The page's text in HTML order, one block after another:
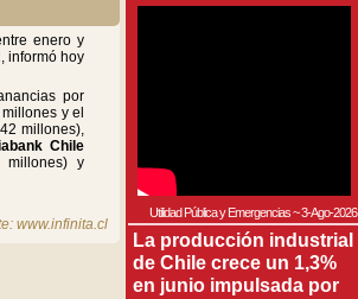
enero y
informó hoy
por
y el
millones),
Chile
millones) y
www.infinita.cl
Utilidad Pública y Emergencias~3-Ago-2026
La producción industrial
de Chile crece un 1,3%
en junio impulsada por